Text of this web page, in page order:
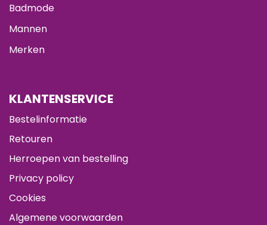
Badmode
Mannen
Merken
KLANTENSERVICE
Bestelinformatie
Retouren
Herroepen van bestelling
Privacy policy
Cookies
Algemene voorwaarden